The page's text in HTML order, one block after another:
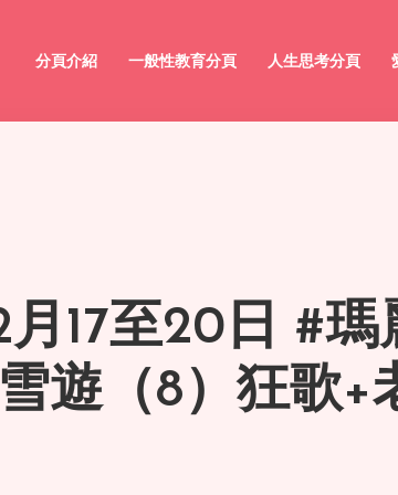
分頁介紹 一般性教育分頁 人生思考分頁
17至20日 #瑪
遊（8）狂歌+